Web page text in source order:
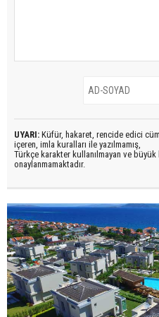
UYARI: Küfür, hakaret, rencide edici
içeren, imla kuralları ile yazılmamış,
Türkçe karakter kullanılmayan ve büyük
onaylanmamaktadır.